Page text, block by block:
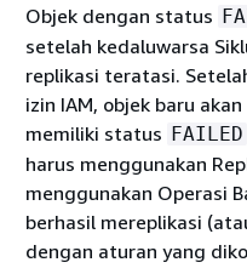
Objek dengan status
setelah kedaluwarsa
replikasi teratasi.
izin IAM, objek baru
memiliki status FAILED
harus menggunakan
menggunakan Operasi
berhasil mereplikasi
dengan aturan yang